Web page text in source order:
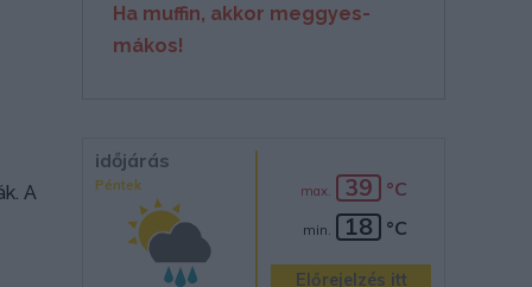
A
Ha muffin, akkor meggyes-
mákos!
időjárás
Péntek max. 39 °C
min. 18 °C
Előrejelzés itt